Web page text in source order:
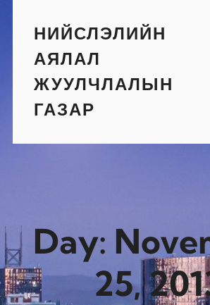
contentНИЙСЛЭЛИЙН
АЯЛАЛ
ЖУУЛЧЛАЛЫН
ГАЗАР
Day:
25,